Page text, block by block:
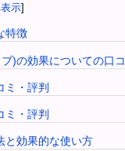
示]
特徴
)の効果についての口コ
ミ・評判
ミ・評判
と効果的な使い方